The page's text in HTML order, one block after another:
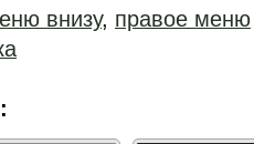
внизу, правое меню